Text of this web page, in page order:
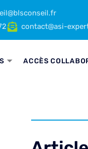
contact@asi-
ACCÈS